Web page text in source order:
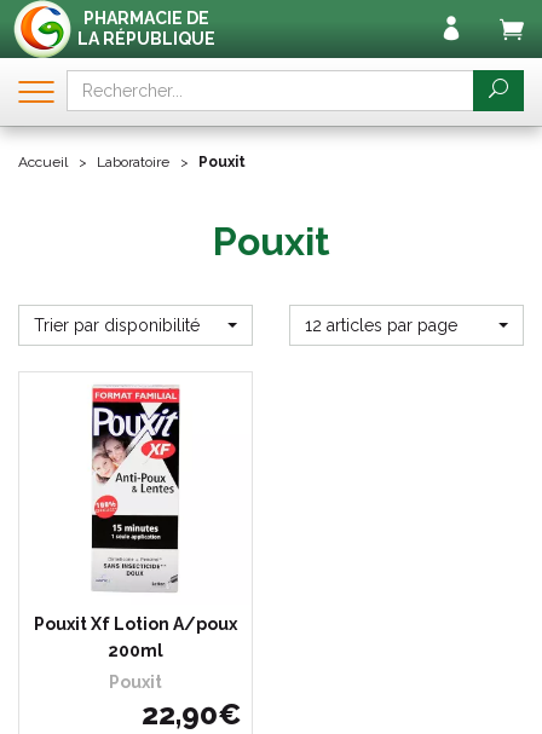
PHARMACIE DE
LA RÉPUBLIQUE
Accueil Laboratoire Pouxit
Pouxit
Trier par disponibilité 12 articles par page
Pouxit Xf Lotion A/poux
200ml
Pouxit
22,90€